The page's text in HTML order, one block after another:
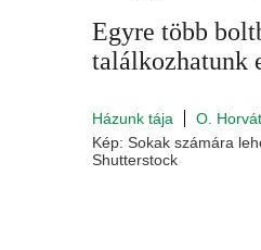
Egyre több
találkozhatunk
Házunk tája O.
Kép: Sokak számára
Shutterstock